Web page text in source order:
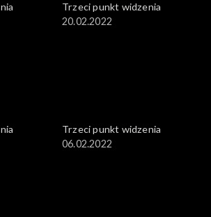
Trzeci punkt widzenia
20.02.2022
Trzeci punkt widzenia
06.02.2022